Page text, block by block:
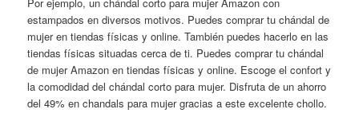
estampados en diversos motivos. Puedes comprar tu chándal de
mujer en tiendas físicas y online. También puedes hacerlo en las
tiendas físicas situadas cerca de ti. Puedes comprar tu chándal
de mujer Amazon en tiendas físicas y online. Escoge el confort y
la comodidad del chándal corto para mujer. Disfruta de un ahorro
del 49% en chandals para mujer gracias a este excelente chollo.